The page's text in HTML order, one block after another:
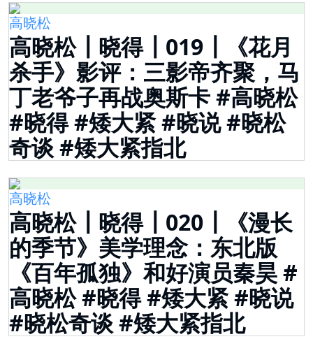
高晓松
高晓松┃晓得┃019┃《花月
杀手》影评：三影帝齐聚，马
丁老爷子再战奥斯卡 #高晓松
#晓得 #矮大紧 #晓说 #晓松
奇谈 #矮大紧指北
高晓松
高晓松┃晓得┃020┃《漫长
的季节》美学理念：东北版
《百年孤独》和好演员秦昊 #
高晓松 #晓得 #矮大紧 #晓说
#晓松奇谈 #矮大紧指北